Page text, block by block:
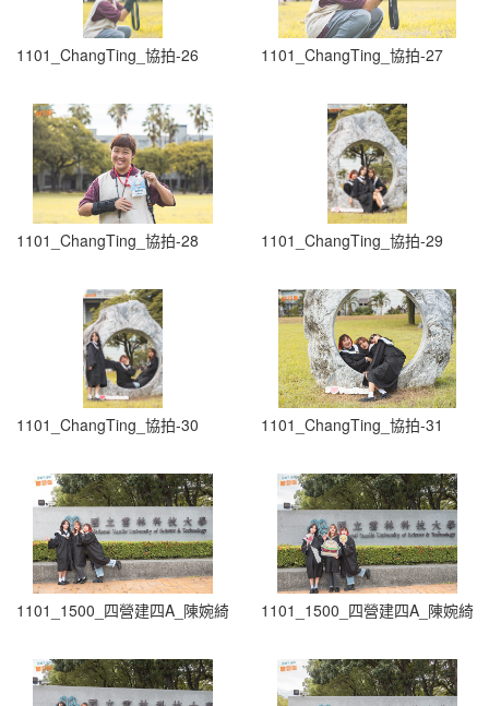
1101_ChangTing_協拍-26 1101_ChangTing_協拍-27
1101_ChangTing_協拍-28 1101_ChangTing_協拍-29
1101_ChangTing_協拍-30 1101_ChangTing_協拍-31
1101_1500_四營建四A_陳婉綺-1 1101_1500_四營建四A_陳婉綺-2